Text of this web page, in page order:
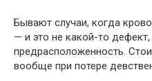
Бывают случаи, когда
— и это не какой-то
предрасположенность.
вообще при потере